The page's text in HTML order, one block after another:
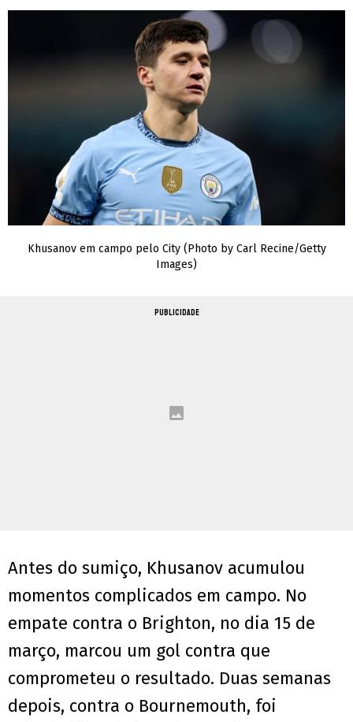
Khusanov em campo pelo City (Photo by Carl Recine/Getty
Images)
PUBLICIDADE
Antes do sumiço, Khusanov acumulou
momentos complicados em campo. No
empate contra o Brighton, no dia 15 de
março, marcou um gol contra que
comprometeu o resultado. Duas semanas
depois, contra o Bournemouth, foi